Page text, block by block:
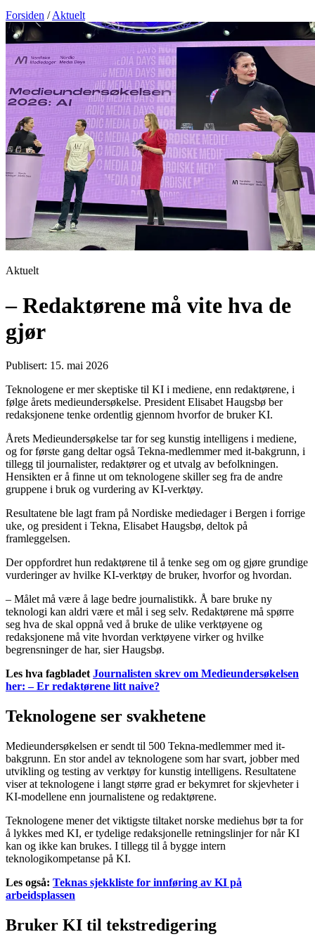
Forsiden / Aktuelt
Aktuelt
– Redaktørene må vite hva de
gjør
Publisert: 15. mai 2026
Teknologene er mer skeptiske til KI i mediene, enn redaktørene, i
følge årets medieundersøkelse. President Elisabet Haugsbø ber
redaksjonene tenke ordentlig gjennom hvorfor de bruker KI.
Årets Medieundersøkelse tar for seg kunstig intelligens i mediene,
og for første gang deltar også Tekna-medlemmer med it-bakgrunn, i
tillegg til journalister, redaktører og et utvalg av befolkningen.
Hensikten er å finne ut om teknologene skiller seg fra de andre
gruppene i bruk og vurdering av KI-verktøy.
Resultatene ble lagt fram på Nordiske mediedager i Bergen i forrige
uke, og president i Tekna, Elisabet Haugsbø, deltok på
framleggelsen.
Der oppfordret hun redaktørene til å tenke seg om og gjøre grundige
vurderinger av hvilke KI-verktøy de bruker, hvorfor og hvordan.
– Målet må være å lage bedre journalistikk. Å bare bruke ny
teknologi kan aldri være et mål i seg selv. Redaktørene må spørre
seg hva de skal oppnå ved å bruke de ulike verktøyene og
redaksjonene må vite hvordan verktøyene virker og hvilke
begrensninger de har, sier Haugsbø.
Les hva fagbladet Journalisten skrev om Medieundersøkelsen
her: – Er redaktørene litt naive?
Teknologene ser svakhetene
Medieundersøkelsen er sendt til 500 Tekna-medlemmer med it-
bakgrunn. En stor andel av teknologene som har svart, jobber med
utvikling og testing av verktøy for kunstig intelligens. Resultatene
viser at teknologene i langt større grad er bekymret for skjevheter i
KI-modellene enn journalistene og redaktørene.
Teknologene mener det viktigste tiltaket norske mediehus bør ta for
å lykkes med KI, er tydelige redaksjonelle retningslinjer for når KI
kan og ikke kan brukes. I tillegg til å bygge intern
teknologikompetanse på KI.
Les også: Teknas sjekkliste for innføring av KI på
arbeidsplassen
Bruker KI til tekstredigering